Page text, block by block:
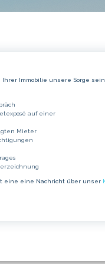
Immobilie unsere Sorge
auf einer
Mieter
eine eine Nachricht über unser